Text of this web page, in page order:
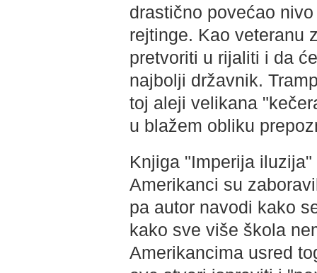
drastično povećao
rejtinge. Kao veteranu
pretvoriti u rijaliti i da
najbolji državnik.
toj aleji velikana
u blažem obliku
Knjiga "Imperija
Amerikanci su
pa autor navodi kako
kako sve više škola
Amerikancima usred